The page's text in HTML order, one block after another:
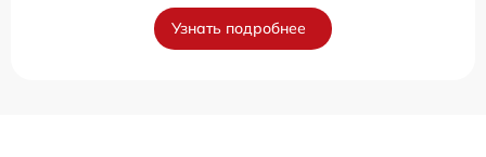
Узнать подробнее